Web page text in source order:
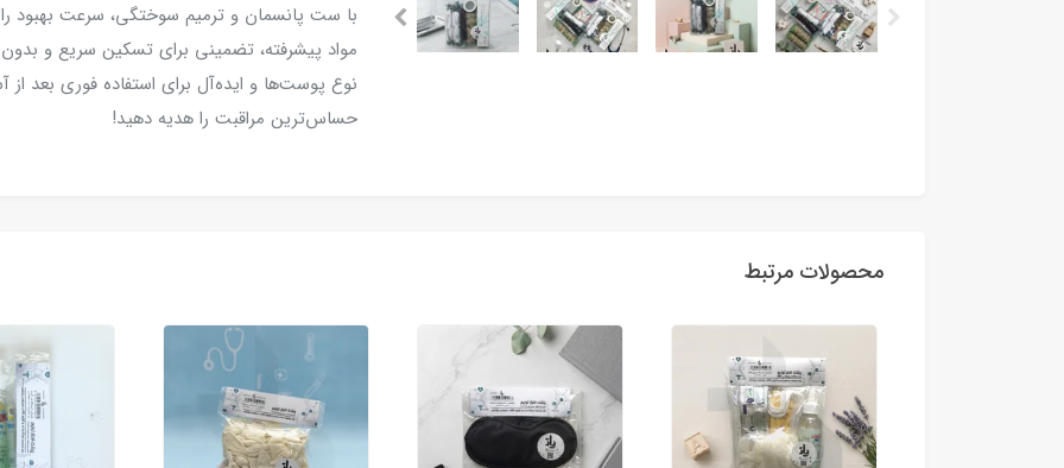
با ست پانسمان و ترمیم سوختگی، سرعت بهبود
مواد پیشرفته، تضمینی برای تسکین سریع و
نوع پوست‌ها و ایده‌آل برای استفاده فوری بعد
حساس‌ترین مراقبت را هدیه دهید!
محصولات مرتبط